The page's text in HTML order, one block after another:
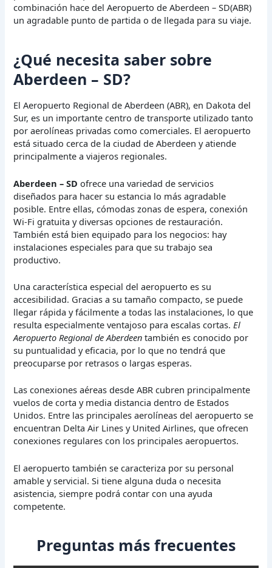
combinación hace del Aeropuerto de Aberdeen – SD(ABR)
un agradable punto de partida o de llegada para su viaje.
¿Qué necesita saber sobre
Aberdeen – SD?
El Aeropuerto Regional de Aberdeen (ABR), en Dakota del
Sur, es un importante centro de transporte utilizado tanto
por aerolíneas privadas como comerciales. El aeropuerto
está situado cerca de la ciudad de Aberdeen y atiende
principalmente a viajeros regionales.
Aberdeen – SD ofrece una variedad de servicios
diseñados para hacer su estancia lo más agradable
posible. Entre ellas, cómodas zonas de espera, conexión
Wi-Fi gratuita y diversas opciones de restauración.
También está bien equipado para los negocios: hay
instalaciones especiales para que su trabajo sea
productivo.
Una característica especial del aeropuerto es su
accesibilidad. Gracias a su tamaño compacto, se puede
llegar rápida y fácilmente a todas las instalaciones, lo que
resulta especialmente ventajoso para escalas cortas.El
Aeropuerto Regional de Aberdeen también es conocido por
su puntualidad y eficacia, por lo que no tendrá que
preocuparse por retrasos o largas esperas.
Las conexiones aéreas desde ABR cubren principalmente
vuelos de corta y media distancia dentro de Estados
Unidos. Entre las principales aerolíneas del aeropuerto se
encuentran Delta Air Lines y United Airlines, que ofrecen
conexiones regulares con los principales aeropuertos.
El aeropuerto también se caracteriza por su personal
amable y servicial. Si tiene alguna duda o necesita
asistencia, siempre podrá contar con una ayuda
competente.
Preguntas más frecuentes